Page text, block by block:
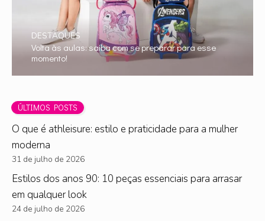
Volta às aulas: saiba com se preparar para esse
momento!
DESTAQUES
ÚLTIMOS POSTS
O que é athleisure: estilo e praticidade para a mulher
moderna
31 de julho de 2026
Estilos dos anos 90: 10 peças essenciais para arrasar
em qualquer look
24 de julho de 2026